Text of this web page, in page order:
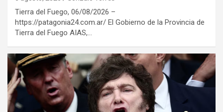
Tierra del Fuego, 06/08/2026 –
https://patagonia24.com.ar/ El Gobierno de la Provincia de
Tierra del Fuego AIAS,…